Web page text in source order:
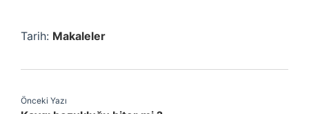
Tarih: Makaleler
Önceki Yazı